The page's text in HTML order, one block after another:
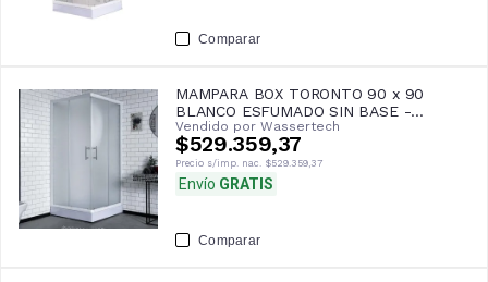
Comparar
MAMPARA BOX TORONTO 90 x 90
BLANCO ESFUMADO SIN BASE -
GORENA
Vendido por Wassertech
$529.359,37
Precio s/imp. nac. $529.359,37
Envío GRATIS
Comparar